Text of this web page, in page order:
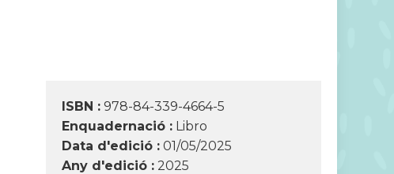
ISBN : 978-84-339-4664-5
Enquadernació : Libro
Data d'edició : 01/05/2025
Any d'edició : 2025